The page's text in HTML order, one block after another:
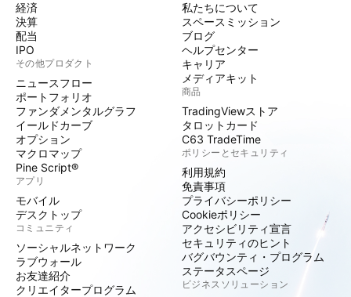
経済
決算
配当
IPO
その他プロダクト
ニュースフロー
ポートフォリオ
ファンダメンタルグラフ
イールドカーブ
オプション
マクロマップ
Pine Script®
アプリ
モバイル
デスクトップ
コミュニティ
ソーシャルネットワーク
ラブウォール
お友達紹介
クリエイタープログラム
私たちについて
スペースミッション
ブログ
ヘルプセンター
キャリア
メディアキット
商品
TradingViewストア
タロットカード
C63 TradeTime
ポリシーとセキュリティ
利用規約
免責事項
プライバシーポリシー
Cookieポリシー
アクセシビリティ宣言
セキュリティのヒント
バグバウンティ・プログラム
ステータスページ
ビジネスソリューション